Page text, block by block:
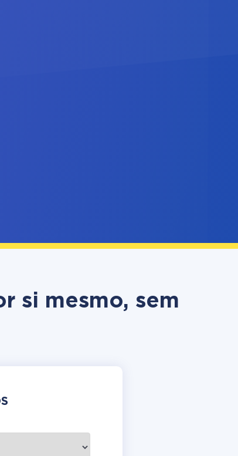
si mesmo, sem